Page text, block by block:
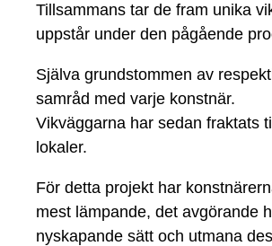
Tillsammans tar de fram unika
uppstår under den pågående
Själva grundstommen av
samråd med varje konstnär.
Vikväggarna har sedan fraktats
lokaler.
För detta projekt har
mest lämpande, det avgörande
nyskapande sätt och utmana